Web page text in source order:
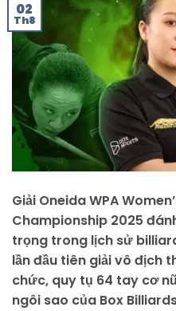
02
Th8
Giải Oneida WPA
Championship 2025
trọng trong lịch sử
lần đầu tiên giải vô địch
chức, quy tụ 64 tay cơ
ngôi sao của Box